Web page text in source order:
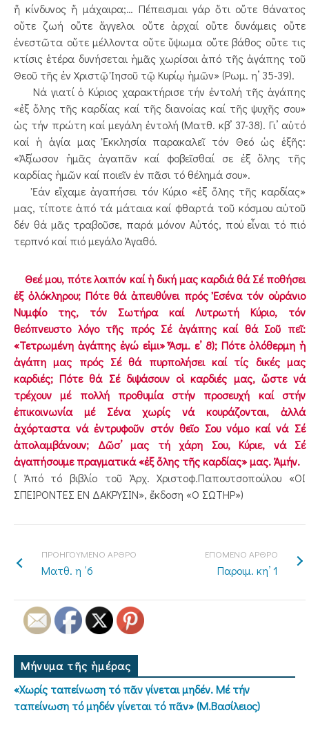
ἤ κίνδυνος ἤ μάχαιρα;… Πέπεισμαι γάρ ὅτι οὔτε θάνατος
οὔτε ζωή οὔτε ἄγγελοι οὔτε ἀρχαί οὔτε δυνάμεις οὔτε
ἐνεστῶτα οὔτε μέλλοντα οὔτε ὕψωμα οὔτε βάθος οὔτε τις
κτίσις ἑτέρα δυνήσεται ἡμᾶς χωρίσαι ἀπό τῆς ἀγάπης τοῦ
Θεοῦ τῆς ἐν Χριστῷ Ἰησοῦ τῷ Κυρίῳ ἡμῶν» (Ρωμ. η’ 35-39).
Νά γιατί ὁ Κύριος χαρακτήρισε τήν ἐντολή τῆς ἀγάπης
«ἐξ ὅλης τῆς καρδίας καί τῆς διανοίας καί τῆς ψυχῆς σου»
ὡς τήν πρώτη καί μεγάλη ἐντολή (Ματθ. κβ’ 37-38). Γι’ αὐτό
καί ἡ ἁγία μας Ἐκκλησία παρακαλεῖ τόν Θεό ὡς ἑξῆς:
«Ἀξίωσον ἡμᾶς ἀγαπᾶν καί φοβεῖσθαί σε ἐξ ὅλης τῆς
καρδίας ἡμῶν καί ποιεῖν ἐν πᾶσι τό θέλημά σου».
Ἐάν εἴχαμε ἀγαπήσει τόν Κύριο «ἐξ ὅλης τῆς καρδίας»
μας, τίποτε ἀπό τά μάταια καί φθαρτά τοῦ κόσμου αὐτοῦ
δέν θά μᾶς τραβοῦσε, παρά μόνον Αὐτός, πού εἶναι τό πιό
τερπνό καί πιό μεγάλο Ἀγαθό.
Θεέ μου, πότε λοιπόν καί ἡ δική μας καρδιά θά Σέ ποθήσει
ἐξ ὁλόκληρου; Πότε θά ἀπευθύνει πρός Ἐσένα τόν οὐράνιο
Νυμφίο της, τόν Σωτήρα καί Λυτρωτή Κύριο, τόν
θεόπνευστο λόγο τῆς πρός Σέ ἀγάπης καί θά Σοῦ πεῖ:
«Τετρωμένη ἀγάπης ἐγώ εἰμι» Ἆσμ. ε’ 8); Πότε ὁλόθερμη ἡ
ἀγάπη μας πρός Σέ θά πυρπολήσει καί τίς δικές μας
καρδιές; Πότε θά Σέ διψάσουν οἱ καρδιές μας, ὥστε νά
τρέχουν μέ πολλή προθυμία στήν προσευχή καί στήν
ἐπικοινωνία μέ Σένα χωρίς νά κουράζονται, ἀλλά
ἀχόρταστα νά ἐντρυφοῦν στόν θεῖο Σου νόμο καί νά Σέ
ἀπολαμβάνουν; Δῶσ’ μας τή χάρη Σου, Κύριε, νά Σέ
ἀγαπήσουμε πραγματικά «ἐξ ὅλης τῆς καρδίας» μας. Ἀμήν.
( Ἀπό τό βιβλίο τοῦ Ἀρχ. Χριστοφ.Παπουτσοπούλου «ΟΙ
ΣΠΕΙΡΟΝΤΕΣ ΕΝ ΔΑΚΡΥΣΙΝ», ἔκδοση «Ο ΣΩΤΗΡ»)
ΠΡΟΗΓΟΥΜΕΝΟ ΑΡΘΡΟ
Ματθ. η ΄6
ΕΠΟΜΕΝΟ ΑΡΘΡΟ
Παροιμ. κη’ 1
Μήνυμα τῆς ἡμέρας
«Χωρίς ταπείνωση τό πᾶν γίνεται μηδέν. Μέ τήν
ταπείνωση τό μηδέν γίνεται τό πᾶν» (Μ.Βασίλειος)